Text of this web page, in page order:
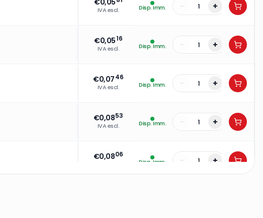
€0,05
IVA escl.
Disp. Imm. - +
€0,0516
IVA escl.
Disp. Imm. - +
€0,0746
IVA escl.
Disp. Imm. - +
€0,0853
IVA escl.
Disp. Imm. - +
€0,0806
Disp. Imm. - +